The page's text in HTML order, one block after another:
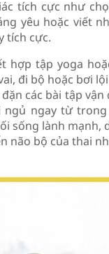
tích cực như
yêu hoặc viết
tích cực.
hợp tập yoga
đi bộ hoặc bơi
các bài tập
ngủ ngay từ
sống lành mạnh,
não bộ của thai